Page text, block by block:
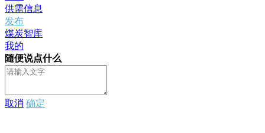
供需信息
发布
煤炭智库
我的
随便说点什么
取消 确定